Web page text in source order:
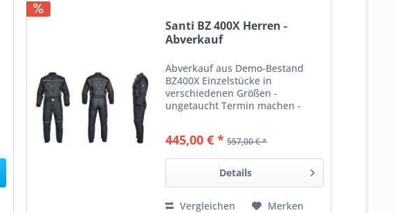
Santi BZ 400X Herren -
Abverkauf
Abverkauf aus Demo-Bestand
BZ400X Einzelstücke in
verschiedenen Größen -
ungetaucht Termin machen -
Unterzieher mit modernem
weniger als 7 Grad...
445,00 € * 557,00 € *
Details
Vergleichen Merken